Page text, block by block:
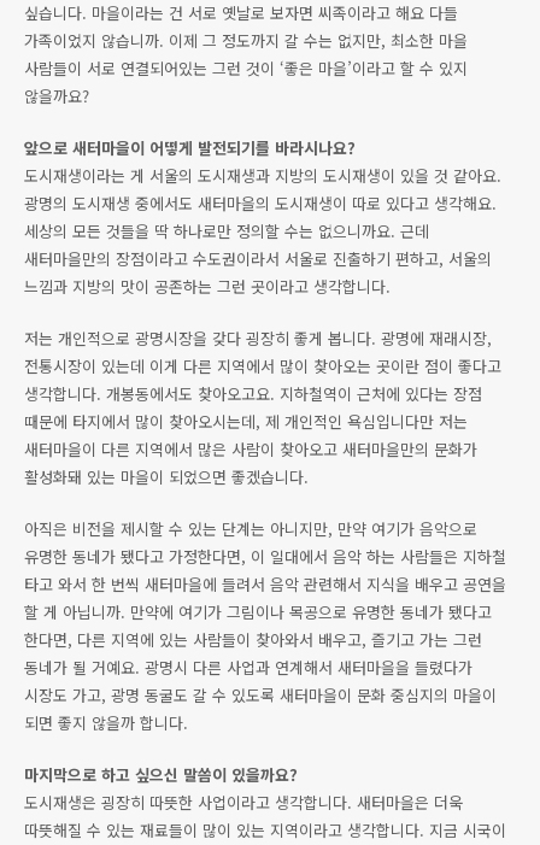
싶습니다. 마을이라는 건 서로 옛날로 보자면 씨족이라고 해요 다들
가족이었지 않습니까. 이제 그 정도까지 갈 수는 없지만, 최소한 마을
사람들이 서로 연결되어있는 그런 것이 ‘좋은 마을’이라고 할 수 있지
않을까요?
앞으로 새터마을이 어떻게 발전되기를 바라시나요?
도시재생이라는 게 서울의 도시재생과 지방의 도시재생이 있을 것 같아요.
광명의 도시재생 중에서도 새터마을의 도시재생이 따로 있다고 생각해요.
세상의 모든 것들을 딱 하나로만 정의할 수는 없으니까요. 근데
새터마을만의 장점이라고 수도권이라서 서울로 진출하기 편하고, 서울의
느낌과 지방의 맛이 공존하는 그런 곳이라고 생각합니다.
저는 개인적으로 광명시장을 갖다 굉장히 좋게 봅니다. 광명에 재래시장,
전통시장이 있는데 이게 다른 지역에서 많이 찾아오는 곳이란 점이 좋다고
생각합니다. 개봉동에서도 찾아오고요. 지하철역이 근처에 있다는 장점
때문에 타지에서 많이 찾아오시는데, 제 개인적인 욕심입니다만 저는
새터마을이 다른 지역에서 많은 사람이 찾아오고 새터마을만의 문화가
활성화돼 있는 마을이 되었으면 좋겠습니다.
아직은 비전을 제시할 수 있는 단계는 아니지만, 만약 여기가 음악으로
유명한 동네가 됐다고 가정한다면, 이 일대에서 음악 하는 사람들은 지하철
타고 와서 한 번씩 새터마을에 들려서 음악 관련해서 지식을 배우고 공연을
할 게 아닙니까. 만약에 여기가 그림이나 목공으로 유명한 동네가 됐다고
한다면, 다른 지역에 있는 사람들이 찾아와서 배우고, 즐기고 가는 그런
동네가 될 거예요. 광명시 다른 사업과 연계해서 새터마을을 들렸다가
시장도 가고, 광명 동굴도 갈 수 있도록 새터마을이 문화 중심지의 마을이
되면 좋지 않을까 합니다.
마지막으로 하고 싶으신 말씀이 있을까요?
도시재생은 굉장히 따뜻한 사업이라고 생각합니다. 새터마을은 더욱
따뜻해질 수 있는 재료들이 많이 있는 지역이라고 생각합니다. 지금 시국이